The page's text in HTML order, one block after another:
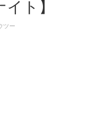
ト】
ツー